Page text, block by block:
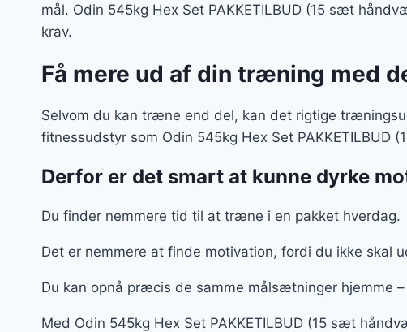
mål. Odin 545kg Hex Set PAKKETILBUD (15 sæt
krav.
Få mere ud af din træning med
Selvom du kan træne end del, kan det rigtige
fitnessudstyr som Odin 545kg Hex Set
Derfor er det smart at kunne dyrke
Du finder nemmere tid til at træne i en pakket hverdag.
Det er nemmere at finde motivation, fordi du ikke skal
Du kan opnå præcis de samme målsætninger hjemme
Med Odin 545kg Hex Set PAKKETILBUD (15 sæt